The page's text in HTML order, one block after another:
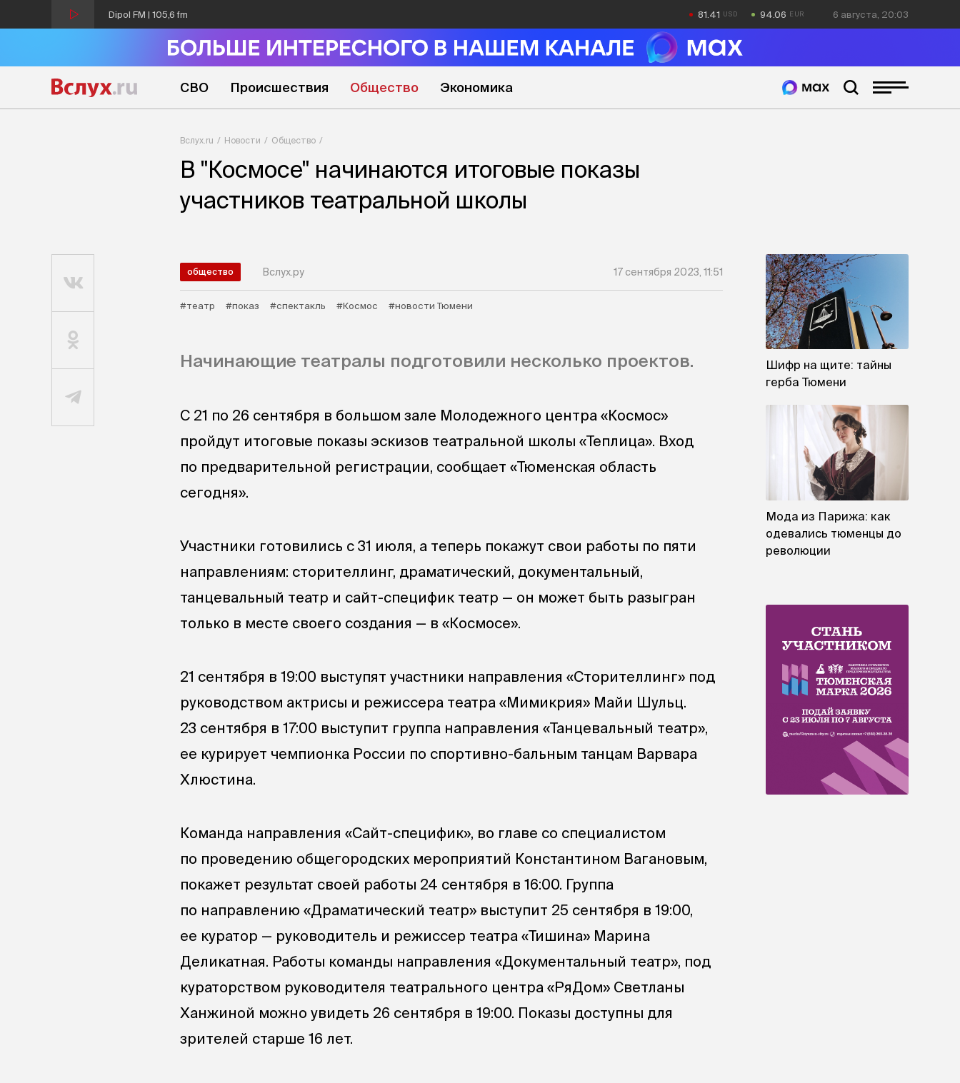
Dipol FM | 105,6 fm 81.41 94.06 6 августа, 20:03
СВО Происшествия Общество Экономика
Вслух.ru Новости Общество
В "Космосе" начинаются итоговые показы
участников театральной школы
общество Вслух.ру 17 сентября 2023, 11:51
#театр #показ #спектакль #Космос #новости Тюмени
Начинающие театралы подготовили несколько проектов.
С 21 по 26 сентября в большом зале Молодежного центра «Космос»
пройдут итоговые показы эскизов театральной школы «Теплица». Вход
по предварительной регистрации, сообщает «Тюменская область
сегодня».
Участники готовились с 31 июля, а теперь покажут свои работы по пяти
направлениям: сторителлинг, драматический, документальный,
танцевальный театр и сайт-специфик театр — он может быть разыгран
только в месте своего создания — в «Космосе».
21 сентября в 19:00 выступят участники направления «Сторителлинг» под
руководством актрисы и режиссера театра «Мимикрия» Майи Шульц.
23 сентября в 17:00 выступит группа направления «Танцевальный театр»,
ее курирует чемпионка России по спортивно-бальным танцам Варвара
Хлюстина.
Команда направления «Сайт-специфик», во главе со специалистом
по проведению общегородских мероприятий Константином Вагановым,
покажет результат своей работы 24 сентября в 16:00. Группа
по направлению «Драматический театр» выступит 25 сентября в 19:00,
ее куратор — руководитель и режиссер театра «Тишина» Марина
Деликатная. Работы команды направления «Документальный театр», под
кураторством руководителя театрального центра «РяДом» Светланы
Ханжиной можно увидеть 26 сентября в 19:00. Показы доступны для
зрителей старше 16 лет.
Шифр на щите: тайны
герба Тюмени
Мода из Парижа: как
одевались тюменцы до
революции